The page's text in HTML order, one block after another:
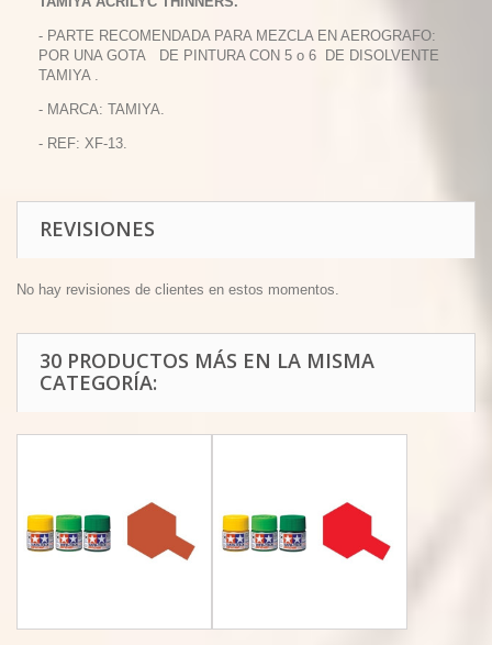
- PARTE RECOMENDADA PARA MEZCLA EN AEROGRAFO:
POR UNA GOTA DE PINTURA CON 5 o 6 DE DISOLVENTE
TAMIYA .
- MARCA: TAMIYA.
- REF: XF-13.
REVISIONES
No hay revisiones de clientes en estos momentos.
30 PRODUCTOS MÁS EN LA MISMA
CATEGORÍA: